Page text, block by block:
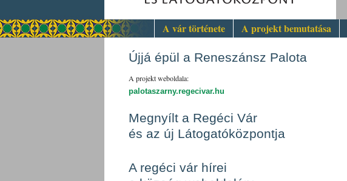
A vár története A projekt bemutatása
Újjá épül a Reneszánsz Palota
A projekt weboldala:
palotaszarny.regecivar.hu
Megnyílt a Regéci Vár
és az új Látogatóközpontja
A regéci vár hírei